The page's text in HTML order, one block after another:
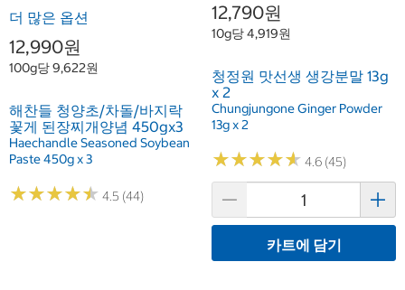
더 많은 옵션
12,990원
100g당 9,622원
해찬들 청양초/차돌/바지락
꽃게 된장찌개양념 450gx3
Haechandle Seasoned Soybean
Paste 450g x 3
★★★★★
★★★★★ 4.5 (44)
12,790원
10g당 4,919원
청정원 맛선생 생강분말 13g
x 2
Chungjungone Ginger Powder
13g x 2
★★★★★
★★★★★ 4.6 (45)
카트에 담기